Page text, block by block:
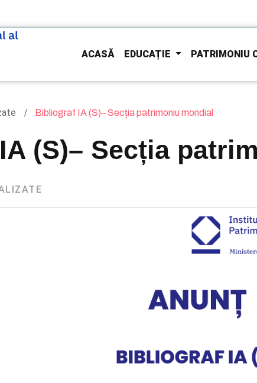
ACASĂ EDUCAȚIE PATRIMONIU
Bibliograf IA (S)– Secția patrimoniu mondial
(S)– Secția